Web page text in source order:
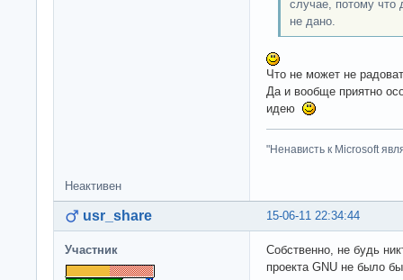
случае, потому что
не дано.
Что не может не
Да и вообще приятно
идею
"Ненависть к Microsoft
Неактивен
15-06-11 22:34:44
usr_share
Участник
Собственно, не будь
проекта GNU не было